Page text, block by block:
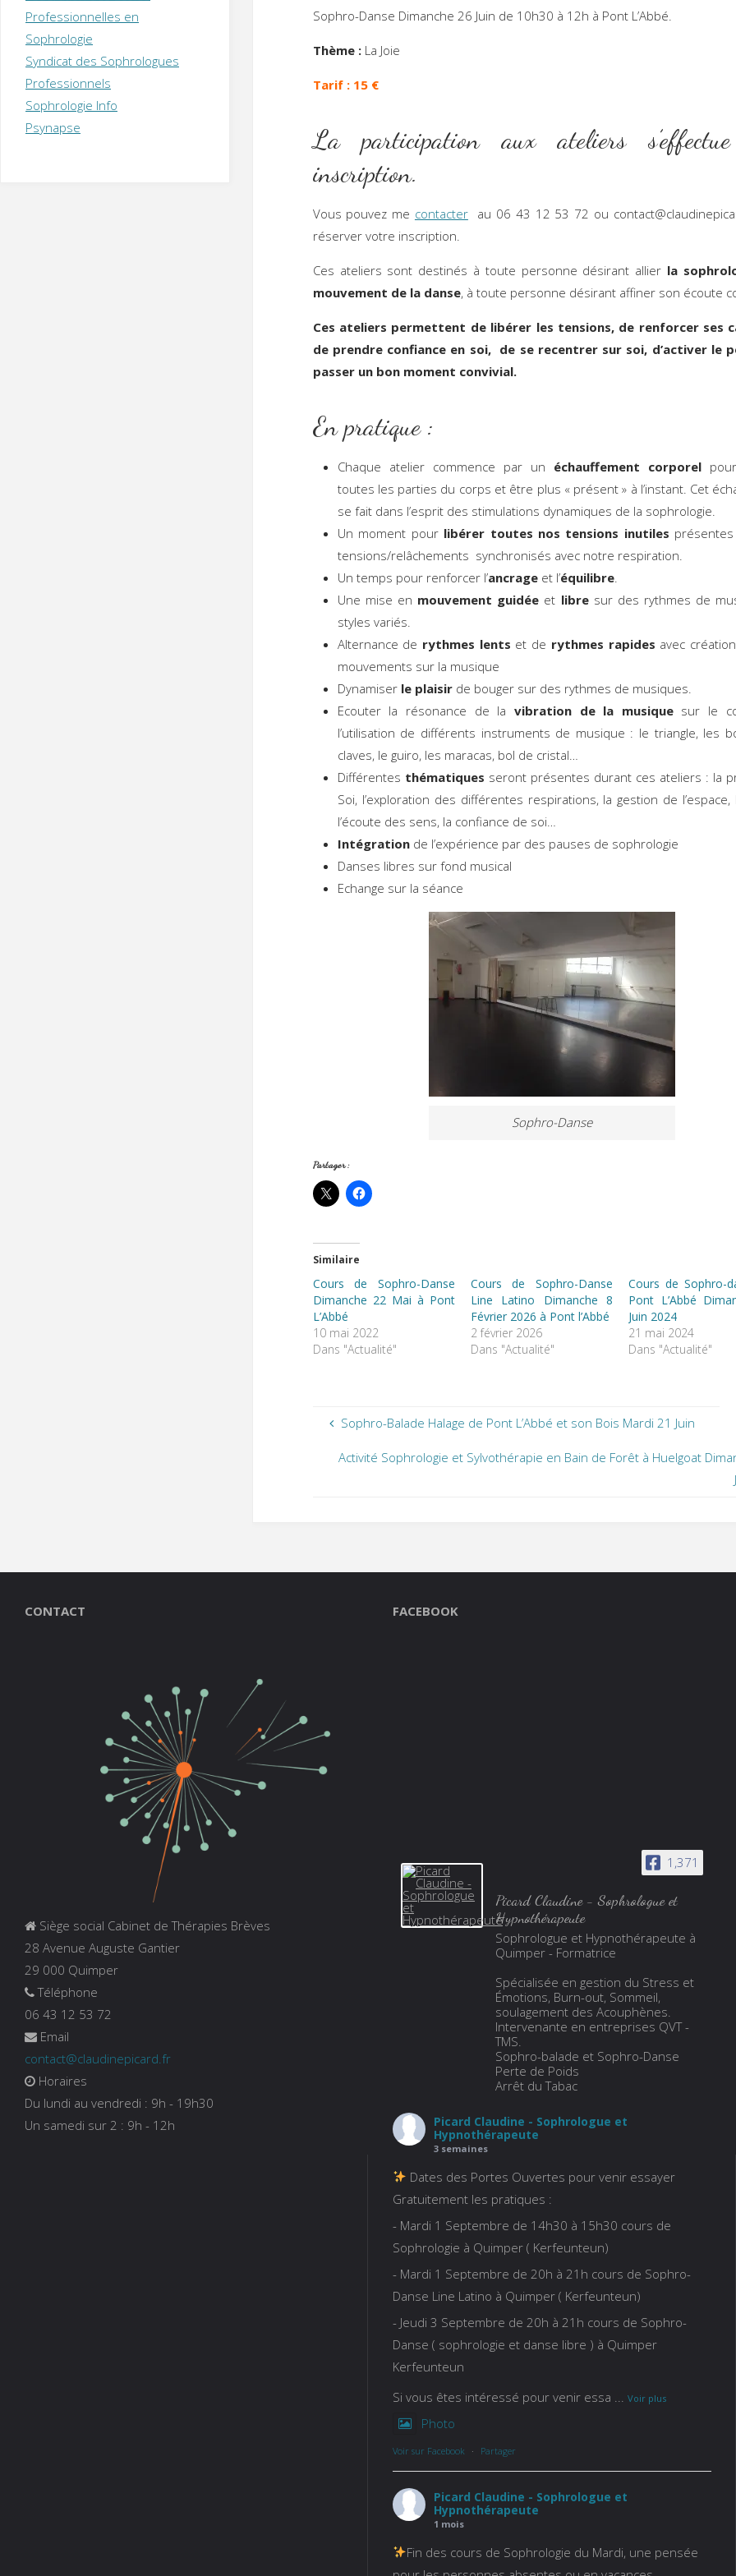
Sophro-Danse Dimanche 26 Juin de 10h30 à 12h à Pont L’Abbé.
Thème :La Joie
Tarif : 15 €
La participation aux ateliers
inscription.
Vous pouvez me contacterau 06 43 12 53 72 ou
réserver votre inscription.
Ces ateliers sont destinés à toute personne désirant allier la
mouvement de la danse, à toute personne désirant affiner son écoute
Ces ateliers permettent de libérer les tensions, de renforcer ses
de prendre confiance en soi, de se recentrer sur soi, d’activer le
passer un bon moment convivial.
En pratique :
Chaque atelier commence par un échauffement corporel
toutes les parties du corps et être plus « présent » à l’instant. Cet
se fait dans l’esprit des stimulations dynamiques de la sophrologie.
Un moment pourlibérer toutes nos tensions inutiles
tensions/relâchements synchronisés avec notre respiration.
Un temps pour renforcer l’ancrageet l’équilibre.
Une mise en mouvement guidée et libresur des rythmes de
styles variés.
Alternance de rythmes lents et de rythmes rapides avec
mouvements sur la musique
Dynamiser le plaisirde bouger sur des rythmes de musiques.
Ecouter la résonance de la vibration de la musiquesur le
l’utilisation de différents instruments de musique : le triangle, les
claves, le guiro, les maracas, bol de cristal…
Différentes thématiques seront présentes durant ces ateliers : la
Soi, l’exploration des différentes respirations, la gestion de l’espace,
l’écoute des sens, la confiance de soi…
Intégrationde l’expérience par des pauses de sophrologie
Danses libres sur fond musical
Echange sur la séance
Sophro-Danse
Partager :
Similaire
Cours de Sophro-Danse
Dimanche 22 Mai à Pont
L’Abbé
10 mai 2022
Dans "Actualité"
Cours de Sophro-Danse
Line Latino Dimanche 8
Février 2026 à Pont l’Abbé
2 février 2026
Dans "Actualité"
Cours de Sophro-
Pont L’Abbé
Juin 2024
21 mai 2024
Dans "Actualité"
Sophro-Balade Halage de Pont L’Abbé et son Bois Mardi 21 Juin
Activité Sophrologie et Sylvothérapie en Bain de Forêt à Huelgoat
Professionnelles en
Sophrologie
Syndicat des Sophrologues
Professionnels
Sophrologie Info
Psynapse
CONTACT
Siège social Cabinet de Thérapies Brèves
28 Avenue Auguste Gantier
29 000 Quimper
Téléphone
06 43 12 53 72
Email
contact@claudinepicard.fr
Horaires
Du lundi au vendredi : 9h - 19h30
Un samedi sur 2 : 9h - 12h
FACEBOOK
1,371
Picard Claudine - Sophrologue et
Hypnothérapeute
Sophrologue et Hypnothérapeute à
Quimper - Formatrice
Spécialisée en gestion du Stress et
Émotions, Burn-out, Sommeil,
soulagement des Acouphènes.
Intervenante en entreprises QVT -
TMS.
Sophro-balade et Sophro-Danse
Perte de Poids
Arrêt du Tabac
Picard Claudine - Sophrologue et
Hypnothérapeute
3 semaines
Dates des Portes Ouvertes pour venir essayer
Gratuitement les pratiques :
- Mardi 1 Septembre de 14h30 à 15h30 cours de
Sophrologie à Quimper ( Kerfeunteun)
- Mardi 1 Septembre de 20h à 21h cours de Sophro-
Danse Line Latino à Quimper ( Kerfeunteun)
- Jeudi 3 Septembre de 20h à 21h cours de Sophro-
Danse ( sophrologie et danse libre ) à Quimper
Kerfeunteun
Si vous êtes intéressé pour venir essa
Voir plus
Photo
Voir sur Facebook · Partager
Picard Claudine - Sophrologue et
Hypnothérapeute
1 mois
Fin des cours de Sophrologie du Mardi, une pensée